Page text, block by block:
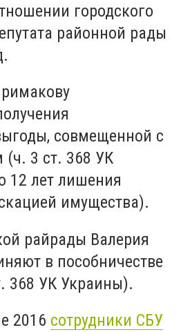
городского
районной рады
совмещенной с
(ч. 3 ст. 368 УК
12 лет лишения
имущества).
райрады Валерия
в пособничестве
368 УК Украины).
2016 сотрудники СБУ